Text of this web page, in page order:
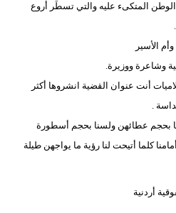
المتكىء عليه والتي تسطَر أروع
الأسير
وشاعرة ووزيرة.
أنت عنوان القضية انشروها أكثر
.
بحجم عطائهن ولسنا بحجم أسطورة
كلما أتيحت لنا رؤية ما يواجهن طيلة
أردنية